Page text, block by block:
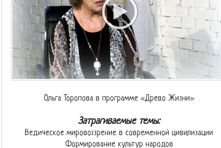
Ольга Торопова в программе «Древо Жизни»
Затрагиваемые темы:
Ведическое мировоззрение в современной цивилизации
Формирование культур народов